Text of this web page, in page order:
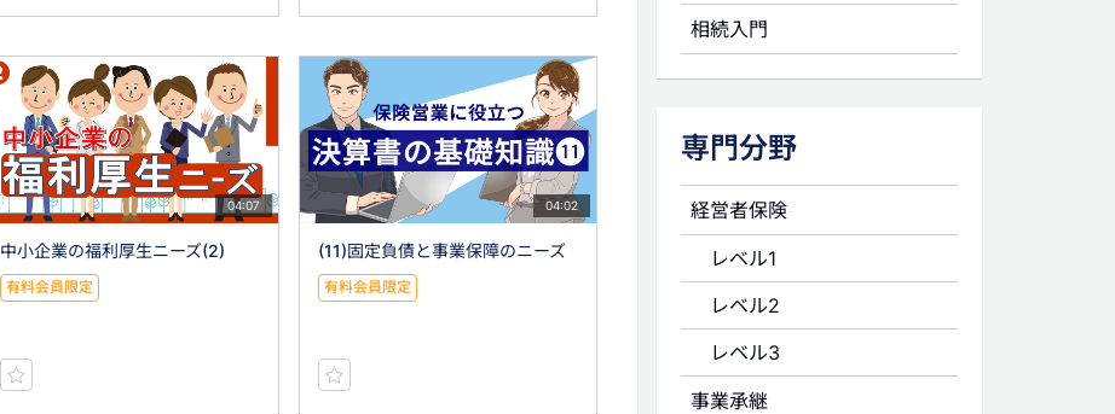
04:07
中小企業の福利厚生ニーズ(2)
有料会員限定
04:02
(11)固定負債と事業保障のニーズ
有料会員限定
相続入門
専門分野
経営者保険
レベル1
レベル2
レベル3
事業承継